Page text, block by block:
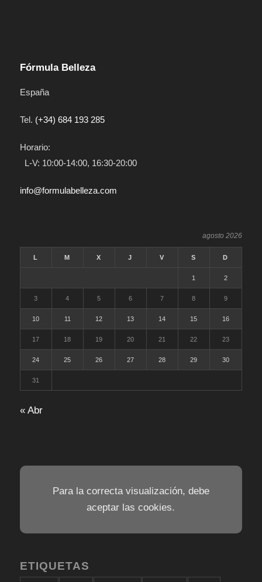
Fórmula Belleza
España
Tel. (+34) 684 193 285
Horario:
L-V: 10:00-14:00, 16:30-20:00
info@formulabelleza.com
agosto 2026
L M X J V S D
1 2
3 4 5 6 7 8 9
10 11 12 13 14 15 16
17 18 19 20 21 22 23
24 25 26 27 28 29 30
31
« Abr
Para la correcta visualización, debe
aceptar las cookies.
ETIQUETAS